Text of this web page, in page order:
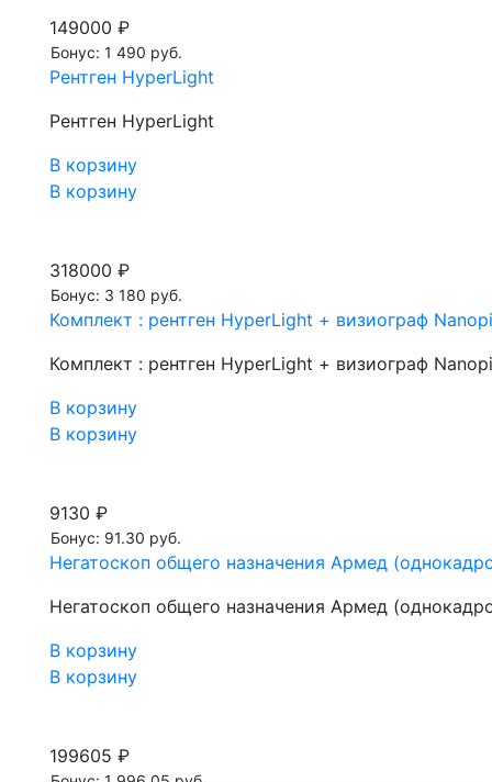
149000 ₽
Бонус: 1 490 руб.
Рентген HyperLight
Рентген HyperLight
В корзину
В корзину
318000 ₽
Бонус: 3 180 руб.
Комплект : рентген HyperLight + визиограф
Комплект : рентген HyperLight + визиограф
В корзину
В корзину
9130 ₽
Бонус: 91.30 руб.
Негатоскоп общего назначения Армед
Негатоскоп общего назначения Армед
В корзину
В корзину
199605 ₽